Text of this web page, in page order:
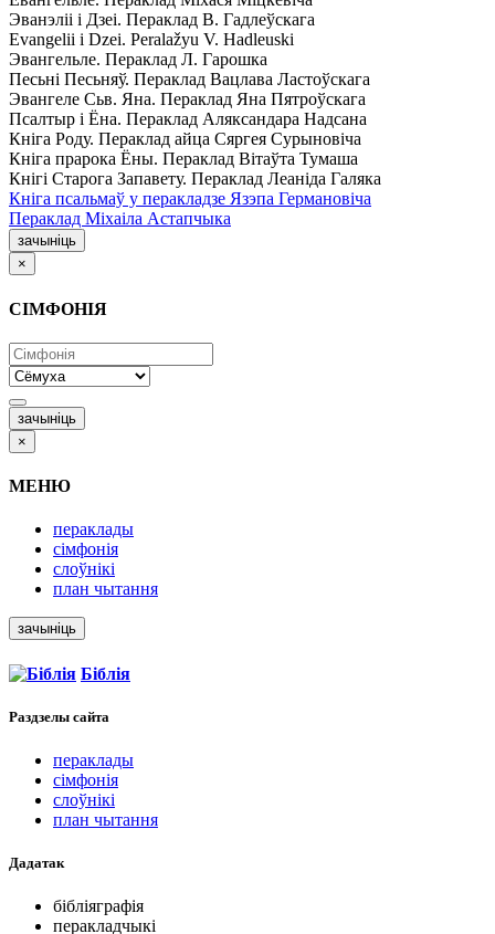
Эванэліі і Дзеі. Пераклад В. Гадлеўскага
Evangelii і Dzei. Рeralažyu V. Hadleuski
Эвангельле. Пераклад Л. Гарошка
Песьні Песьняў. Пераклад Вацлава Ластоўскага
Эвангеле Сьв. Яна. Пераклад Яна Пятроўскага
Псалтыр i Ёна. Пераклад Аляксандара Надсана
Кніга Роду. Пераклад айца Сяргея Сурыновіча
Кніга прарока Ёны. Пераклад Вітаўта Тумаша
Кнігі Старога Запавету. Пераклад Леаніда Галяка
Кніга псальмаў у перакладзе Язэпа Германовіча
Пераклад Міхаіла Астапчыка
зачыніць
×
СІМФОНІЯ
зачыніць
×
МЕНЮ
пераклады
сімфонія
слоўнікі
план чытання
зачыніць
Біблія
Раздзелы сайта
пераклады
сімфонія
слоўнікі
план чытання
Дадатак
бібліяграфія
перакладчыкі